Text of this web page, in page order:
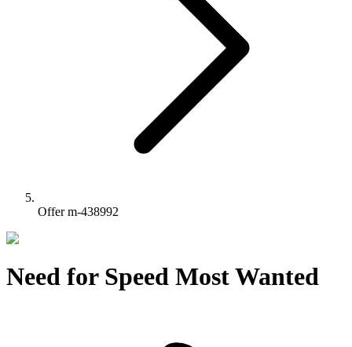
Offer m-438992
Need for Speed Most Wanted